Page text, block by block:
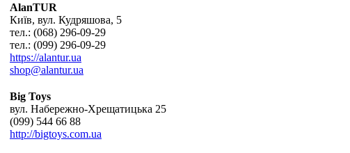
AlanTUR
Київ, вул. Кудряшова, 5
тел.: (068) 296-09-29
тел.: (099) 296-09-29
https://alantur.ua
shop@alantur.ua
Big Toys
вул. Набережно-Хрещатицька 25
(099) 544 66 88
http://bigtoys.com.ua